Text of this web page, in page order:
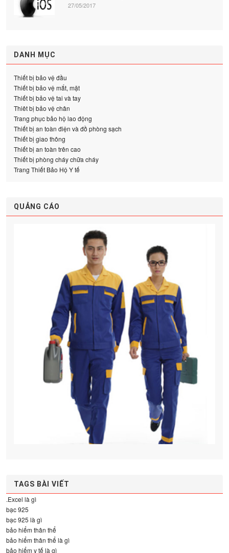
27/05/2017
DANH MỤC
Thiết bị bảo vệ đầu
Thiết bị bảo vệ mắt, mặt
Thiết bị bảo vệ tai và tay
Thiêt bị bảo vệ chân
Trang phục bảo hộ lao động
Thiết bị an toàn điện và đồ phòng sạch
Thiết bị giao thông
Thiết bị an toàn trên cao
Thiết bị phòng cháy chữa cháy
Trang Thiết Bảo Hộ Y tế
QUẢNG CÁO
TAGS BÀI VIẾT
.Excel là gì
bạc 925
bạc 925 là gì
bảo hiểm thân thể
bảo hiểm thân thể là gì
bảo hiểm y tế là gì